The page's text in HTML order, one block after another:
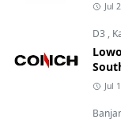
Jul
D3 ,
Jul